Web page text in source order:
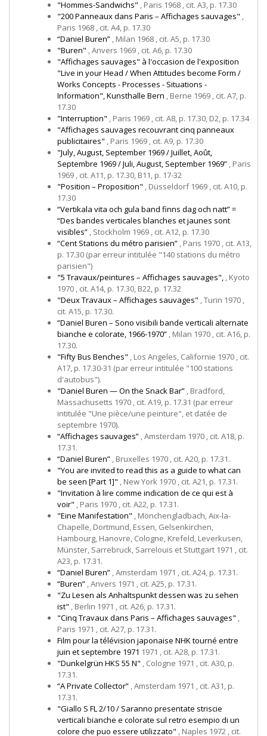
"Hommes-Sandwichs" , Paris 1968 , cit. A3, p. 17.30
"200 Panneaux dans Paris – Affichages sauvages" ,
Paris 1968 , cit. A4, p. 17.30
“Daniel Buren” , Milan 1968 , cit. A5, p. 17.30
"Buren" , Anvers 1969 , cit. A6, p. 17.30
"Affichages sauvages" à l'occasion de l'exposition
"Live in your Head / When Attitudes become Form /
Works Concepts - Processes - Situations -
Information", Kunsthalle Bern , Berne 1969 , cit. A7, p.
17.30
"Interruption" , Paris 1969 , cit. A8, p. 17.30, D2, p. 17.34
"Affichages sauvages recouvrant cinq panneaux
publicitaires" , Paris 1969 , cit. A9, p. 17.30
"July, August, September 1969 / Juillet, Août,
Septembre 1969 / Juli, August, September 1969” , Paris
1969 , cit. A11, p. 17.30, B11, p. 17-32
"Position – Proposition" , Düsseldorf 1969 , cit. A10, p.
17.30
“Vertikala vita och gula band finns dag och natt” =
“Des bandes verticales blanches et jaunes sont
visibles” , Stockholm 1969 , cit. A12, p. 17.30
“Cent Stations du métro parisien” , Paris 1970 , cit. A13,
p. 17.30 (par erreur intitulée "140 stations du métro
parisien")
"5 Travaux/peintures – Affichages sauvages", , Kyoto
1970 , cit. A14, p. 17.30, B22, p. 17.32
"Deux Travaux – Affichages sauvages" , Turin 1970 ,
cit. A15, p. 17.30.
“Daniel Buren – Sono visibili bande verticali alternate
bianche e colorate, 1966-1970” , Milan 1970 , cit. A16, p.
17.30.
"Fifty Bus Benches" , Los Angeles, Californie 1970 , cit.
A17, p. 17.30-31 (par erreur intitulée "100 stations
d'autobus").
"Daniel Buren — On the Snack Bar” , Bradford,
Massachusetts 1970 , cit. A19, p. 17.31 (par erreur
intitulée "Une pièce/une peinture", et datée de
septembre 1970).
“Affichages sauvages” , Amsterdam 1970 , cit. A18, p.
17.31.
“Daniel Buren” , Bruxelles 1970 , cit. A20, p. 17.31.
"You are invited to read this as a guide to what can
be seen [Part 1]" , New York 1970 , cit. A21, p. 17.31.
"Invitation à lire comme indication de ce qui est à
voir" , Paris 1970 , cit. A22, p. 17.31.
"Eine Manifestation" , Mönchengladbach, Aix-la-
Chapelle, Dortmund, Essen, Gelsenkirchen,
Hambourg, Hanovre, Cologne, Krefeld, Leverkusen,
Münster, Sarrebruck, Sarrelouis et Stuttgart 1971 , cit.
A23, p. 17.31.
“Daniel Buren” , Amsterdam 1971 , cit. A24, p. 17.31.
“Buren” , Anvers 1971 , cit. A25, p. 17.31.
"Zu Lesen als Anhaltspunkt dessen was zu sehen
ist" , Berlin 1971 , cit. A26, p. 17.31.
"Cinq Travaux dans Paris – Affichages sauvages" ,
Paris 1971 , cit. A27, p. 17.31.
Film pour la télévision japonaise NHK tourné entre
juin et septembre 1971 1971 , cit. A28, p. 17.31.
"Dunkelgrün HKS 55 N" , Cologne 1971 , cit. A30, p.
17.31.
“A Private Collector” , Amsterdam 1971 , cit. A31, p.
17.31.
"Giallo S FL 2/10 / Saranno presentate striscie
verticali bianche e colorate sul retro esempio di un
colore che puo essere utilizzato" , Naples 1972 , cit.